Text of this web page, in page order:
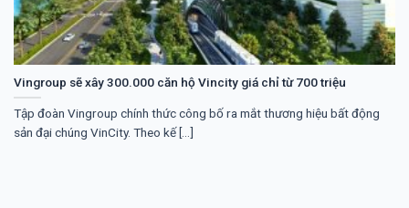
Vingroup sẽ xây 300.000 căn hộ Vincity giá chỉ từ 700 triệu
Tập đoàn Vingroup chính thức công bố ra mắt thương hiệu bất động
sản đại chúng VinCity. Theo kế [...]